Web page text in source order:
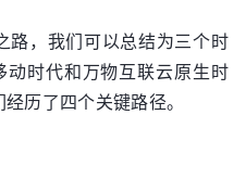
路，我们可以总结为三个时
时代和万物互联云原生时
历了四个关键路径。